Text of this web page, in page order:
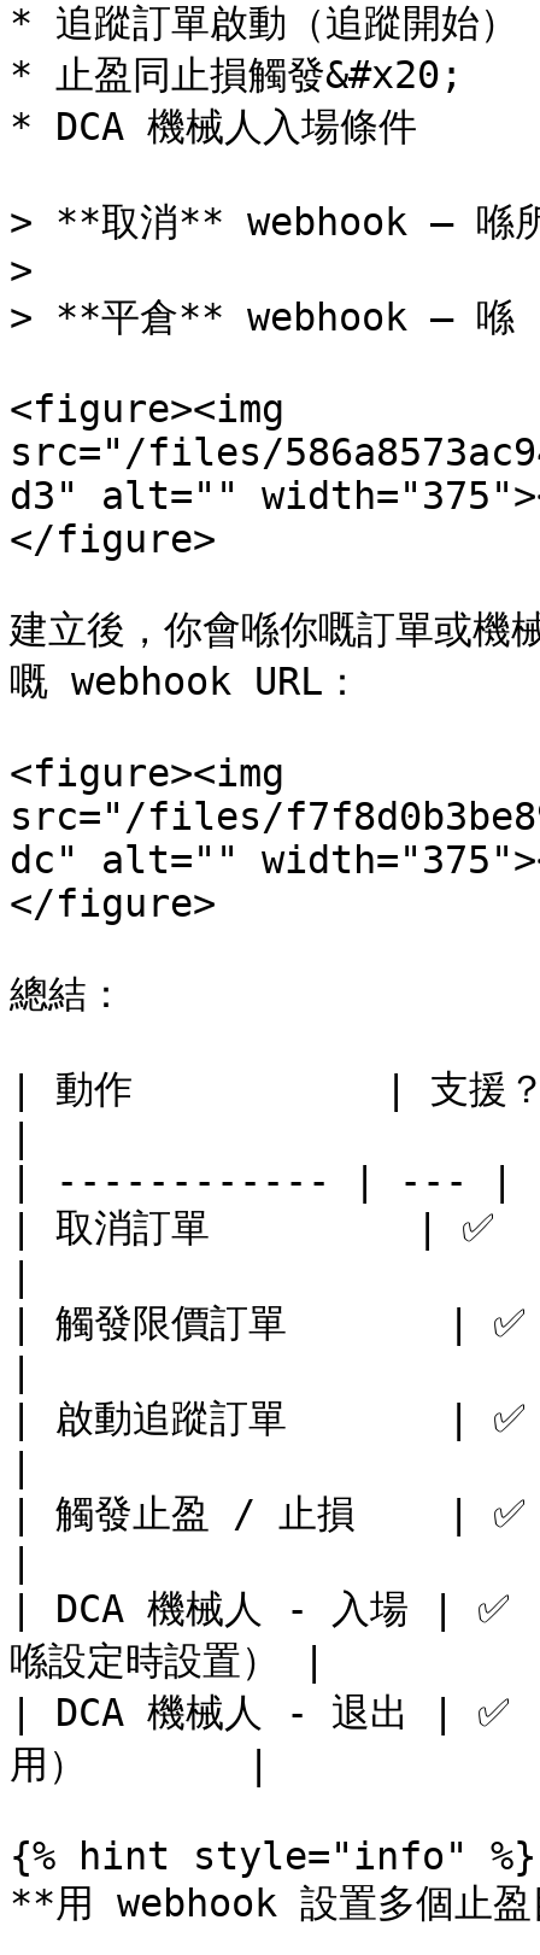
* 追蹤訂單啟動（追蹤開始）
* 止盈同止損觸發&#x20;
* DCA 機械人入場條件
> **取消** webhook — 喺所
>
> **平倉** webhook — 喺
<figure><img
src="/files/
d3" alt=""
</figure>
建立後，你會喺你嘅訂單或
嘅 webhook URL：
<figure><img
src="/files/
dc" alt=""
</figure>
總結：
| 動作           | 支援
| ------------ | --- |
| 取消訂單         | ✅   |
| 觸發限價訂單       | ✅
| 啟動追蹤訂單       | ✅
| 觸發止盈 / 止損    | ✅
| DCA 機械人 - 入場 | ✅
喺設定時設置） |
| DCA 機械人 - 退出 | ✅
用）       |
{% hint style="info" %}
**用 webhook 設置多個止